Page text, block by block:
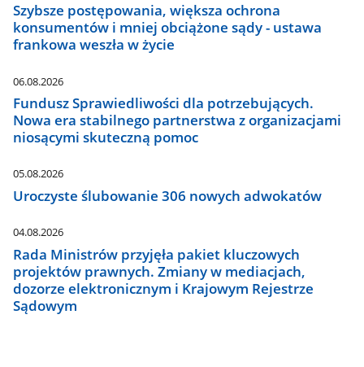
Szybsze postępowania, większa ochrona
konsumentów i mniej obciążone sądy - ustawa
frankowa weszła w życie
06.08.2026
Fundusz Sprawiedliwości dla potrzebujących.
Nowa era stabilnego partnerstwa z organizacjami
niosącymi skuteczną pomoc
05.08.2026
Uroczyste ślubowanie 306 nowych adwokatów
04.08.2026
Rada Ministrów przyjęła pakiet kluczowych
projektów prawnych. Zmiany w mediacjach,
dozorze elektronicznym i Krajowym Rejestrze
Sądowym